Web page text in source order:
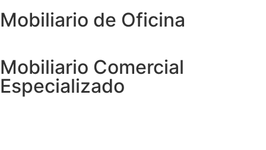
Mobiliario de Oficina
Mobiliario Comercial
Especializado